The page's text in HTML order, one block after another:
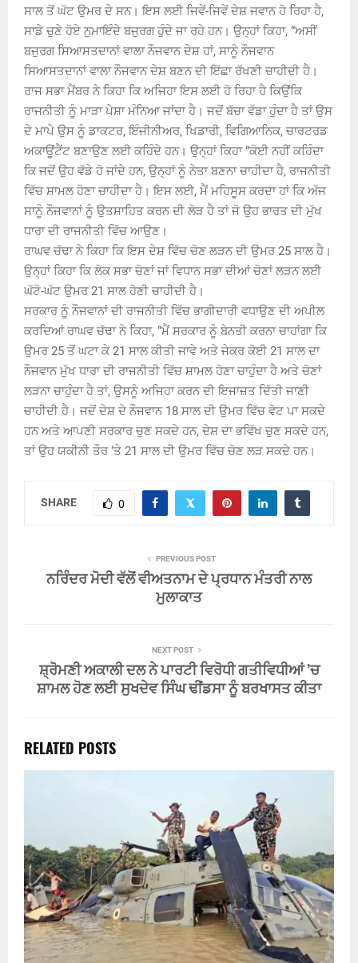
ਸਾਲ ਤੋਂ ਘੱਟ ਉਮਰ ਦੇ ਸਨ। ਇਸ ਲਈ ਜਿਵੇਂ-ਜਿਵੇਂ ਦੇਸ਼ ਜਵਾਨ ਹੋ ਰਿਹਾ ਹੈ,
ਸਾਡੇ ਚੁਣੇ ਹੋਏ ਨੁਮਾਇੰਦੇ ਬਜੁਰਗ ਹੁੰਦੇ ਜਾ ਰਹੇ ਹਨ। ਉਨ੍ਹਾਂ ਕਿਹਾ, “ਅਸੀਂ
ਬਜੁਰਗ ਸਿਆਸਤਦਾਨਾਂ ਵਾਲਾ ਨੌਜਵਾਨ ਦੇਸ਼ ਹਾਂ, ਸਾਨੂੰ ਨੌਜਵਾਨ
ਸਿਆਸਤਦਾਨਾਂ ਵਾਲਾ ਨੌਜਵਾਨ ਦੇਸ਼ ਬਣਨ ਦੀ ਇੱਛਾ ਰੱਖਣੀ ਚਾਹੀਦੀ ਹੈ।
ਰਾਜ ਸਭਾ ਮੈਂਬਰ ਨੇ ਕਿਹਾ ਕਿ ਅਜਿਹਾ ਇਸ ਲਈ ਹੋ ਰਿਹਾ ਹੈ ਕਿਉਂਕਿ
ਰਾਜਨੀਤੀ ਨੂੰ ਮਾੜਾ ਪੇਸ਼ਾ ਮੰਨਿਆ ਜਾਂਦਾ ਹੈ। ਜਦੋਂ ਬੱਚਾ ਵੱਡਾ ਹੁੰਦਾ ਹੈ ਤਾਂ ਉਸ
ਦੇ ਮਾਪੇ ਉਸ ਨੂੰ ਡਾਕਟਰ, ਇੰਜੀਨੀਅਰ, ਖਿਡਾਰੀ, ਵਿਗਿਆਨਿਕ, ਚਾਰਟਰਡ
ਅਕਾਊਂਟੈਂਟ ਬਣਾਉਣ ਲਈ ਕਹਿੰਦੇ ਹਨ। ਉਨ੍ਹਾਂ ਕਿਹਾ “ਕੋਈ ਨਹੀਂ ਕਹਿੰਦਾ
ਕਿ ਜਦੋਂ ਉਹ ਵੱਡੇ ਹੋ ਜਾਂਦੇ ਹਨ, ਉਨ੍ਹਾਂ ਨੂੰ ਨੇਤਾ ਬਣਨਾ ਚਾਹੀਦਾ ਹੈ, ਰਾਜਨੀਤੀ
ਵਿੱਚ ਸ਼ਾਮਲ ਹੋਣਾ ਚਾਹੀਦਾ ਹੈ। ਇਸ ਲਈ, ਮੈਂ ਮਹਿਸੂਸ ਕਰਦਾ ਹਾਂ ਕਿ ਅੱਜ
ਸਾਨੂੰ ਨੌਜਵਾਨਾਂ ਨੂੰ ਉਤਸ਼ਾਹਿਤ ਕਰਨ ਦੀ ਲੋੜ ਹੈ ਤਾਂ ਜੋ ਉਹ ਭਾਰਤ ਦੀ ਮੁੱਖ
ਧਾਰਾ ਦੀ ਰਾਜਨੀਤੀ ਵਿੱਚ ਆਉਣ।
ਰਾਘਵ ਚੱਢਾ ਨੇ ਕਿਹਾ ਕਿ ਇਸ ਦੇਸ਼ ਵਿੱਚ ਚੋਣ ਲੜਨ ਦੀ ਉਮਰ 25 ਸਾਲ ਹੈ।
ਉਨ੍ਹਾਂ ਕਿਹਾ ਕਿ ਲੋਕ ਸਭਾ ਚੋਣਾਂ ਜਾਂ ਵਿਧਾਨ ਸਭਾ ਦੀਆਂ ਚੋਣਾਂ ਲੜਨ ਲਈ
ਘੱਟੋ-ਘੱਟ ਉਮਰ 21 ਸਾਲ ਹੋਣੀ ਚਾਹੀਦੀ ਹੈ।
ਸਰਕਾਰ ਨੂੰ ਨੌਜਵਾਨਾਂ ਦੀ ਰਾਜਨੀਤੀ ਵਿੱਚ ਭਾਗੀਦਾਰੀ ਵਧਾਉਣ ਦੀ ਅਪੀਲ
ਕਰਦਿਆਂ ਰਾਘਵ ਚੱਢਾ ਨੇ ਕਿਹਾ, “ਮੈਂ ਸਰਕਾਰ ਨੂੰ ਬੇਨਤੀ ਕਰਨਾ ਚਾਹਾਂਗਾ ਕਿ
ਉਮਰ 25 ਤੋਂ ਘਟਾ ਕੇ 21 ਸਾਲ ਕੀਤੀ ਜਾਵੇ ਅਤੇ ਜੇਕਰ ਕੋਈ 21 ਸਾਲ ਦਾ
ਨੌਜਵਾਨ ਮੁੱਖ ਧਾਰਾ ਦੀ ਰਾਜਨੀਤੀ ਵਿੱਚ ਸ਼ਾਮਲ ਹੋਣਾ ਚਾਹੁੰਦਾ ਹੈ ਅਤੇ ਚੋਣਾਂ
ਲੜਨਾ ਚਾਹੁੰਦਾ ਹੈ ਤਾਂ, ਉਸਨੂੰ ਅਜਿਹਾ ਕਰਨ ਦੀ ਇਜਾਜ਼ਤ ਦਿੱਤੀ ਜਾਣੀ
ਚਾਹੀਦੀ ਹੈ। ਜਦੋਂ ਦੇਸ਼ ਦੇ ਨੌਜਵਾਨ 18 ਸਾਲ ਦੀ ਉਮਰ ਵਿੱਚ ਵੋਟ ਪਾ ਸਕਦੇ
ਹਨ ਅਤੇ ਆਪਣੀ ਸਰਕਾਰ ਚੁਣ ਸਕਦੇ ਹਨ, ਦੇਸ਼ ਦਾ ਭਵਿੱਖ ਚੁਣ ਸਕਦੇ ਹਨ,
ਤਾਂ ਉਹ ਯਕੀਨੀ ਤੌਰ ‘ਤੇ 21 ਸਾਲ ਦੀ ਉਮਰ ਵਿੱਚ ਚੋਣ ਲੜ ਸਕਦੇ ਹਨ।
SHARE 0
PREVIOUS POST
ਨਰਿੰਦਰ ਮੋਦੀ ਵੱਲੋਂ ਵੀਅਤਨਾਮ ਦੇ ਪ੍ਰਧਾਨ ਮੰਤਰੀ ਨਾਲ
ਮੁਲਾਕਾਤ
NEXT POST
ਸ਼੍ਰੋਮਣੀ ਅਕਾਲੀ ਦਲ ਨੇ ਪਾਰਟੀ ਵਿਰੋਧੀ ਗਤੀਵਿਧੀਆਂ ’ਚ
ਸ਼ਾਮਲ ਹੋਣ ਲਈ ਸੁਖਦੇਵ ਸਿੰਘ ਢੀਂਡਸਾ ਨੂੰ ਬਰਖਾਸਤ ਕੀਤਾ
RELATED POSTS